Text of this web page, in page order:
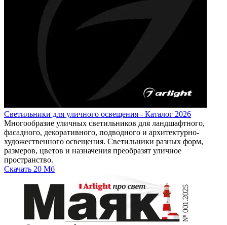
Светильники для уличного освещения - Каталог 2026
Многообразие уличных светильников для ландшафтного,
фасадного, декоративного, подводного и архитектурно-
художественного освещения. Светильники разных форм,
размеров, цветов и назначения преобразят уличное
пространство.
Скачать 20 Мб